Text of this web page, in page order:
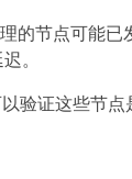
的节点可能已
。
验证这些节点